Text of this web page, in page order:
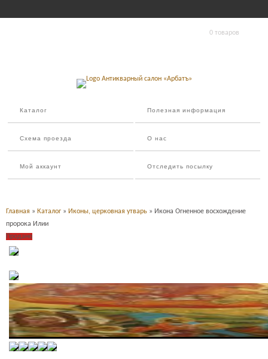
0 товаров
Каталог Полезная информация
Схема проезда О нас
Мой аккаунт Отследить посылку
Главная » Каталог » Иконы, церковная утварь » Икона Огненное восхождение
пророка Илии
Продано